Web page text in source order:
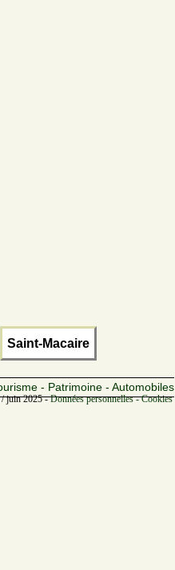
Saint-Macaire
- Patrimoine - Automobiles
/ juin 2025 -Données personnelles -